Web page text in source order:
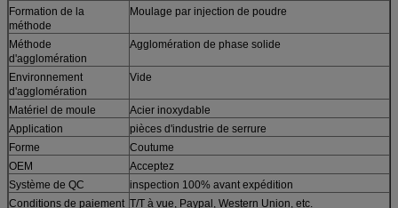
Formation de la
méthode
Moulage par injection de poudre
Méthode
d'agglomération
Agglomération de phase solide
Environnement
d'agglomération
Vide
Matériel de moule
Acier inoxydable
Application
pièces d'industrie de serrure
Forme
Coutume
OEM
Acceptez
Système de QC
inspection 100% avant expédition
Conditions de paiement T/T à vue, Paypal, Western Union, etc.